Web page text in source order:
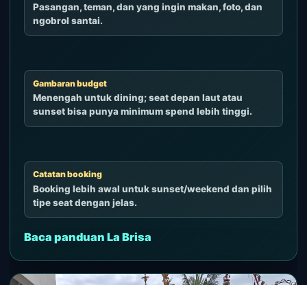
Pasangan, teman, dan yang ingin makan, foto, dan
ngobrol santai.
Gambaran budget
Menengah untuk dining; seat depan laut atau
sunset bisa punya minimum spend lebih tinggi.
Catatan booking
Booking lebih awal untuk sunset/weekend dan pilih
tipe seat dengan jelas.
Baca panduan La Brisa